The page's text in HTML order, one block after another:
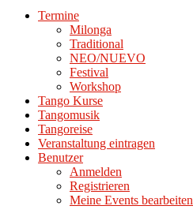
Termine
Milonga
Traditional
NEO/NUEVO
Festival
Workshop
Tango Kurse
Tangomusik
Tangoreise
Veranstaltung eintragen
Benutzer
Anmelden
Registrieren
Meine Events bearbeiten